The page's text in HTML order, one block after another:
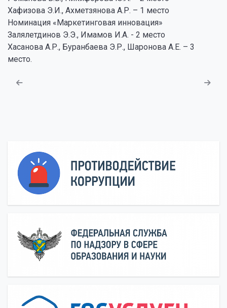
Хафизова Э.И., Ахметзянова А.Р. – 1 место
Номинация «Маркетинговая инновация»
Залялетдинов Э.Э., Имамов И.А. - 2 место
Хасанова А.Р., Буранбаева Э.Р., Шаронова А.Е. – 3
место.